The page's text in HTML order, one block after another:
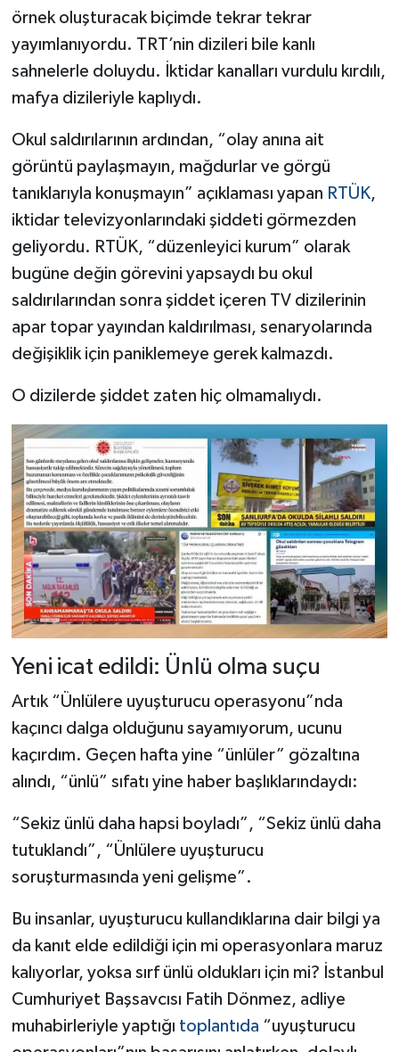
örnek oluşturacak biçimde tekrar tekrar
yayımlanıyordu. TRT’nin dizileri bile kanlı
sahnelerle doluydu. İktidar kanalları vurdulu kırdılı,
mafya dizileriyle kaplıydı.
Okul saldırılarının ardından, “olay anına ait
görüntü paylaşmayın, mağdurlar ve görgü
tanıklarıyla konuşmayın” açıklaması yapan RTÜK,
iktidar televizyonlarındaki şiddeti görmezden
geliyordu. RTÜK, “düzenleyici kurum” olarak
bugüne değin görevini yapsaydı bu okul
saldırılarından sonra şiddet içeren TV dizilerinin
apar topar yayından kaldırılması, senaryolarında
değişiklik için paniklemeye gerek kalmazdı.
O dizilerde şiddet zaten hiç olmamalıydı.
Yeni icat edildi: Ünlü olma suçu
Artık “Ünlülere uyuşturucu operasyonu”nda
kaçıncı dalga olduğunu sayamıyorum, ucunu
kaçırdım. Geçen hafta yine “ünlüler” gözaltına
alındı, “ünlü” sıfatı yine haber başlıklarındaydı:
“Sekiz ünlü daha hapsi boyladı”, “Sekiz ünlü daha
tutuklandı”, “Ünlülere uyuşturucu
soruşturmasında yeni gelişme”.
Bu insanlar, uyuşturucu kullandıklarına dair bilgi ya
da kanıt elde edildiği için mi operasyonlara maruz
kalıyorlar, yoksa sırf ünlü oldukları için mi? İstanbul
Cumhuriyet Başsavcısı Fatih Dönmez, adliye
muhabirleriyle yaptığı toplantıda “uyuşturucu